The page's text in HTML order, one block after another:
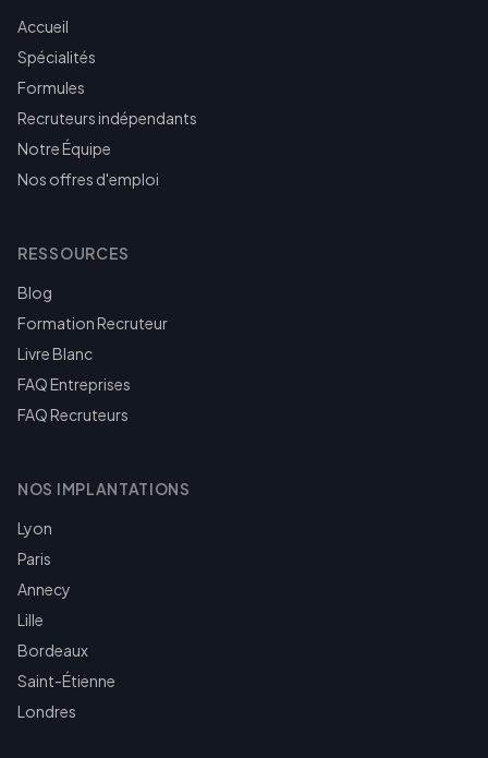
Accueil
Spécialités
Formules
Recruteurs indépendants
Notre Équipe
Nos offres d'emploi
RESSOURCES
Blog
Formation Recruteur
Livre Blanc
FAQ Entreprises
FAQ Recruteurs
NOS IMPLANTATIONS
Lyon
Paris
Annecy
Lille
Bordeaux
Saint-Étienne
Londres